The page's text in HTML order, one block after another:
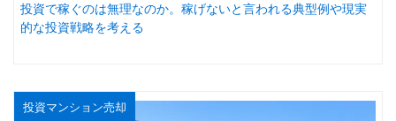
投資で稼ぐのは無理なのか。稼げないと言われる典型例や現実
的な投資戦略を考える
投資マンション売却